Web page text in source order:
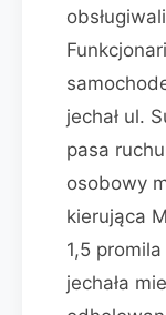
jechał ul.
pasa
osobowy
kierująca
1,5
jechała